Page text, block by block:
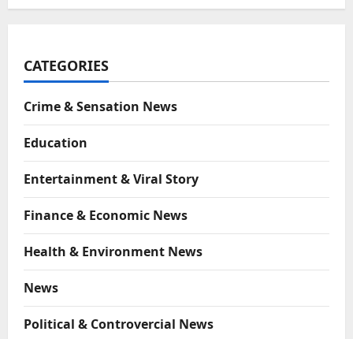
CATEGORIES
Crime & Sensation News
Education
Entertainment & Viral Story
Finance & Economic News
Health & Environment News
News
Political & Controvercial News